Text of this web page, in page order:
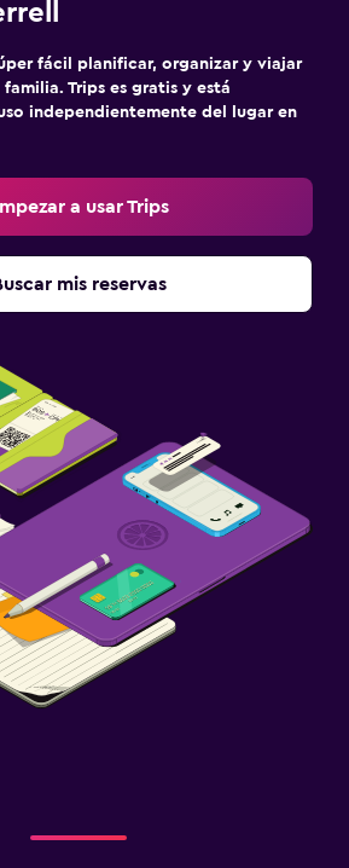
fácil planificar, organizar y viajar
Trips es gratis y está
independientemente del lugar en
a usar Trips
mis reservas